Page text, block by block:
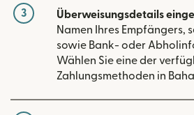
3 Überweisungsdetails
Namen Ihres Empfängers,
sowie Bank- oder
Wählen Sie eine der
Zahlungsmethoden in